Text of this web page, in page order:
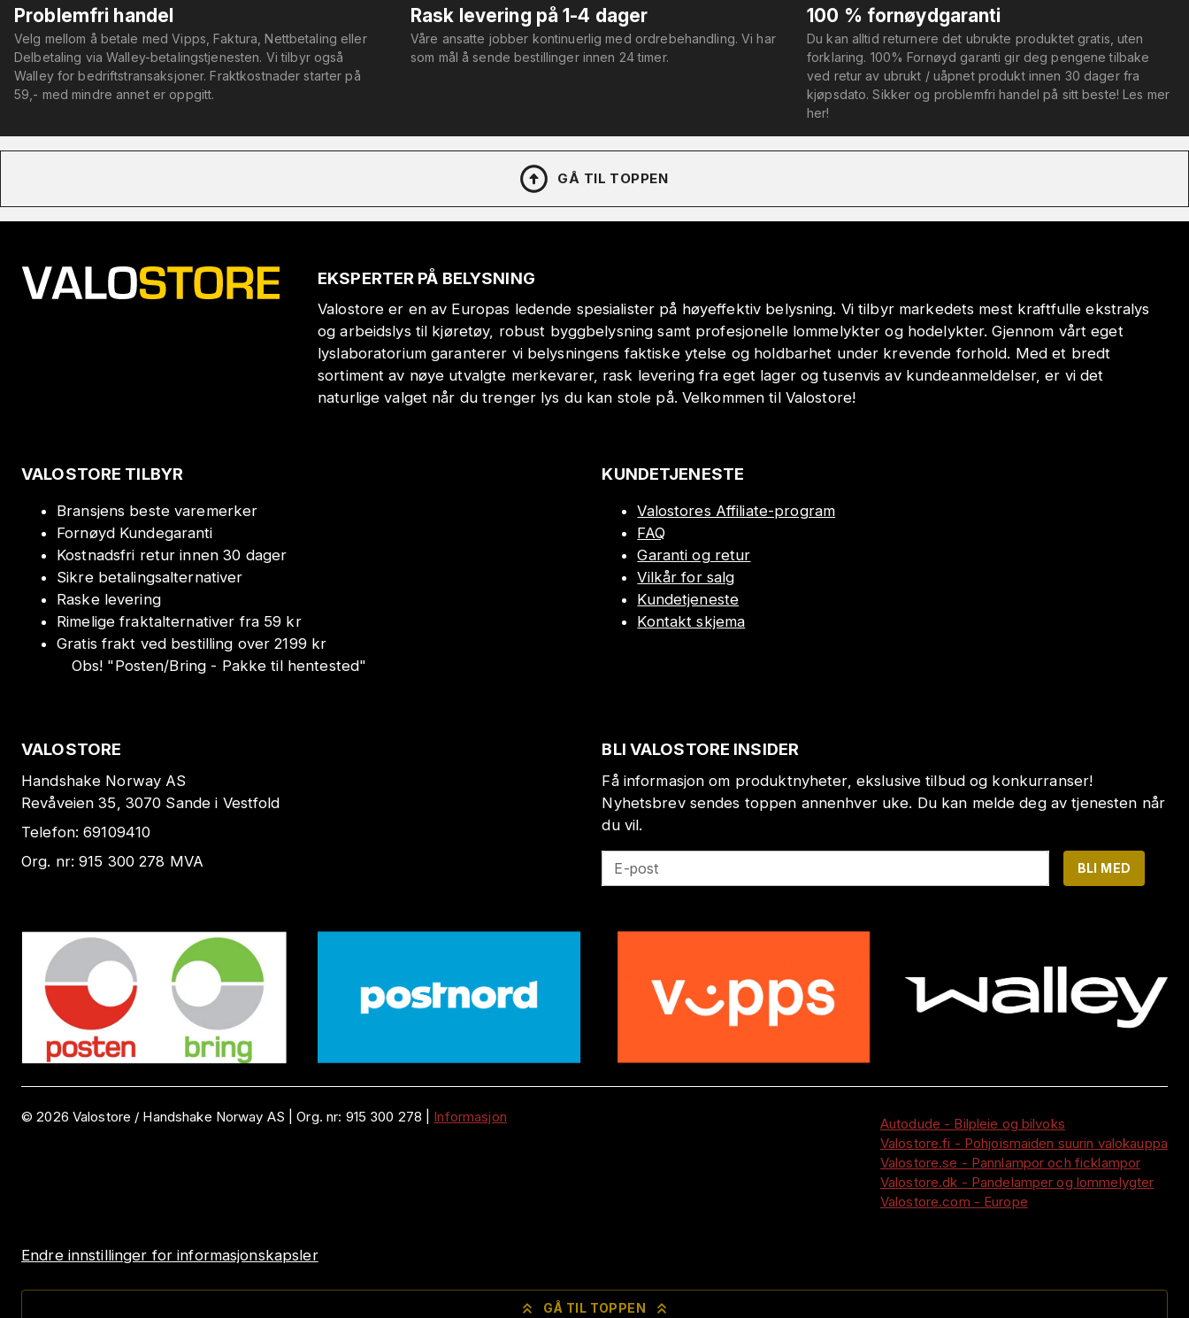
Problemfri handel
Velg mellom å betale med Vipps, Faktura, Nettbetaling eller
Delbetaling via Walley-betalingstjenesten. Vi tilbyr også
Walley for bedriftstransaksjoner. Fraktkostnader starter på
59,- med mindre annet er oppgitt.
Rask levering på 1-4 dager
Våre ansatte jobber kontinuerlig med ordrebehandling. Vi har
som mål å sende bestillinger innen 24 timer.
100 % fornøydgaranti
Du kan alltid returnere det ubrukte produktet gratis, uten
forklaring. 100% Fornøyd garanti gir deg pengene tilbake
ved retur av ubrukt / uåpnet produkt innen 30 dager fra
kjøpsdato. Sikker og problemfri handel på sitt beste! Les mer
her!
GÅ TIL TOPPEN
EKSPERTER PÅ BELYSNING
Valostore er en av Europas ledende spesialister på høyeffektiv belysning. Vi tilbyr markedets mest kraftfulle ekstralys
og arbeidslys til kjøretøy, robust byggbelysning samt profesjonelle lommelykter og hodelykter. Gjennom vårt eget
lyslaboratorium garanterer vi belysningens faktiske ytelse og holdbarhet under krevende forhold. Med et bredt
sortiment av nøye utvalgte merkevarer, rask levering fra eget lager og tusenvis av kundeanmeldelser, er vi det
naturlige valget når du trenger lys du kan stole på. Velkommen til Valostore!
VALOSTORE TILBYR
Bransjens beste varemerker
Fornøyd Kundegaranti
Kostnadsfri retur innen 30 dager
Sikre betalingsalternativer
Raske levering
Rimelige fraktalternativer fra 59 kr
Gratis frakt ved bestilling over 2199 kr
Obs! "Posten/Bring - Pakke til hentested"
KUNDETJENESTE
Valostores Affiliate-program
FAQ
Garanti og retur
Vilkår for salg
Kundetjeneste
Kontakt skjema
VALOSTORE
Handshake Norway AS
Revåveien 35, 3070 Sande i Vestfold
Telefon:69109410
Org. nr:915 300 278 MVA
BLI VALOSTORE INSIDER
Få informasjon om produktnyheter, ekslusive tilbud og konkurranser!
Nyhetsbrev sendes toppen annenhver uke. Du kan melde deg av tjenesten når
du vil.
E-post BLI MED
©2026 Valostore / Handshake Norway AS |Org. nr: 915 300 278 Informasjon
Autodude - Bilpleie og bilvoks
Valostore.fi - Pohjoismaiden suurin valokauppa
Valostore.se - Pannlampor och ficklampor
Valostore.dk - Pandelamper og lommelygter
Valostore.com - Europe
Endre innstillinger for informasjonskapsler
GÅ TIL TOPPEN